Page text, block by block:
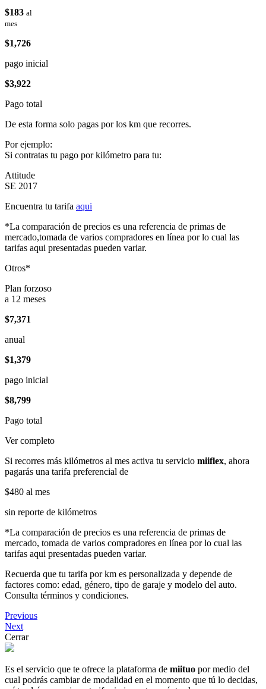
$183 al
mes
$1,726
pago inicial
$3,922
Pago total
De esta forma solo pagas por los km que recorres.
Por ejemplo:
Si contratas tu pago por kilómetro para tu:
Attitude
SE 2017
Encuentra tu tarifa aqui
*La comparación de precios es una referencia de primas de
mercado,tomada de varios compradores en línea por lo cual las
tarifas aqui presentadas pueden variar.
Otros*
Plan forzoso
a 12 meses
$7,371
anual
$1,379
pago inicial
$8,799
Pago total
Ver completo
Si recorres más kilómetros al mes activa tu servicio miiflex, ahora
pagarás una tarifa preferencial de
$480 al mes
sin reporte de kilómetros
*La comparación de precios es una referencia de primas de
mercado, tomada de varios compradores en línea por lo cual las
tarifas aqui presentadas pueden variar.
Recuerda que tu tarifa por km es personalizada y depende de
factores como: edad, género, tipo de garaje y modelo del auto.
Consulta términos y condiciones.
Previous
Next
Cerrar
Es el servicio que te ofrece la plataforma de miituo por medio del
cual podrás cambiar de modalidad en el momento que tú lo decidas,